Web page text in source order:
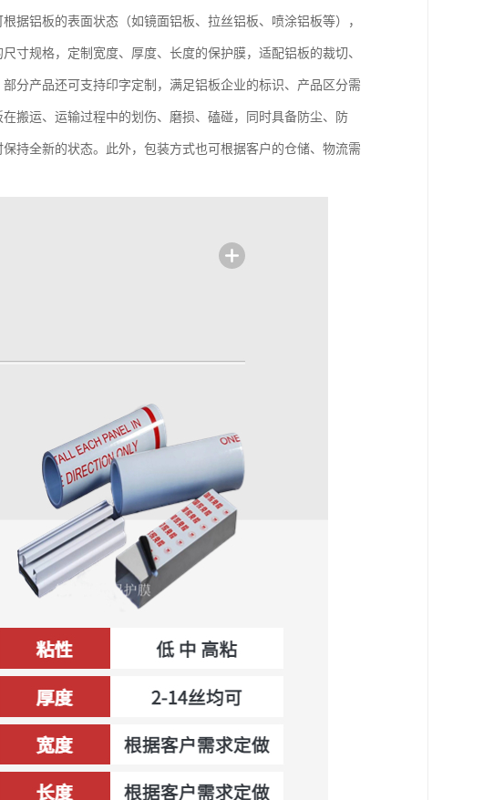
据铝板的表面状态（如镜面铝板、拉丝铝板、喷涂铝板等），
寸规格，定制宽度、厚度、长度的保护膜，适配铝板的裁切、
分产品还可支持印字定制，满足铝板企业的标识、产品区分需
搬运、运输过程中的划伤、磨损、磕碰，同时具备防尘、防
持全新的状态。此外，包装方式也可根据客户的仓储、物流需